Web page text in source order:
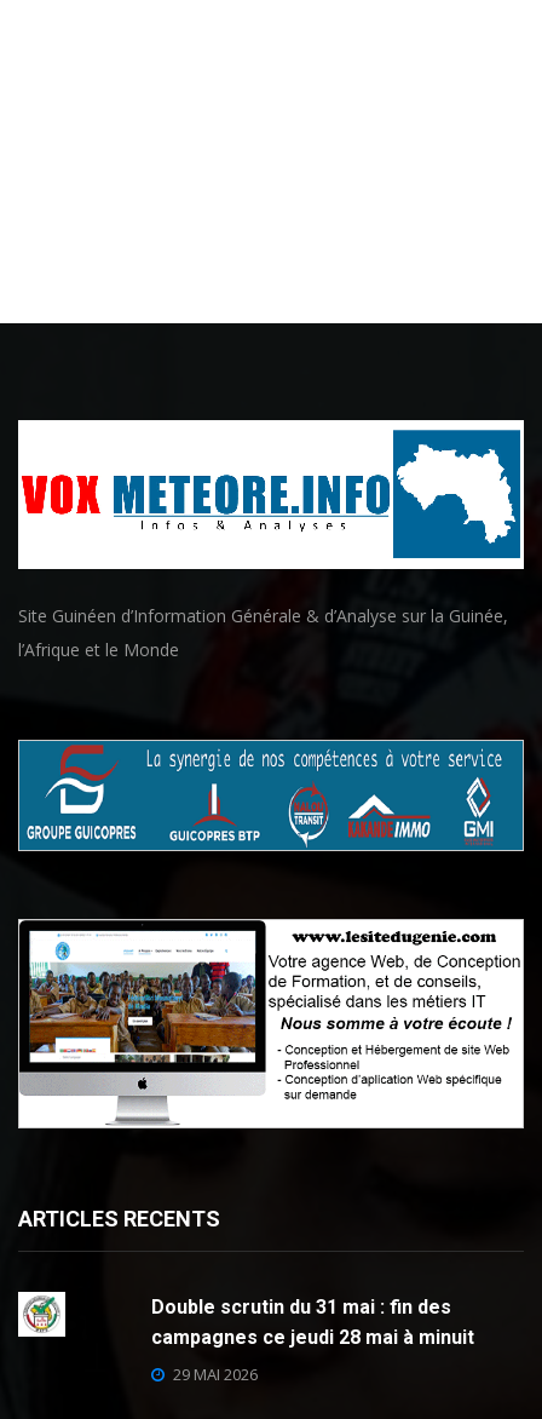
Site Guinéen d’Information Générale & d’Analyse sur la Guinée,
l’Afrique et le Monde
ARTICLES RECENTS
Double scrutin du 31 mai : fin des
campagnes ce jeudi 28 mai à minuit
29 MAI 2026